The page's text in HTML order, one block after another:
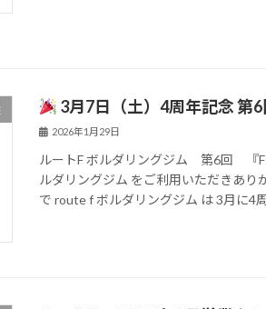
3月7日（土）4周年記念 第6
2026年1月29日
ルートF ボルダリングジム 第6回 『
ルダリングジム をご利用いただきあり
で route f ボルダリングジム は 3月に4